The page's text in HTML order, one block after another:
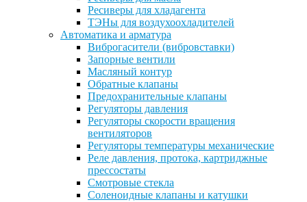
Ресиверы для хладагента
ТЭНы для воздухоохладителей
Автоматика и арматура
Виброгасители (вибровставки)
Запорные вентили
Масляный контур
Обратные клапаны
Предохранительные клапаны
Регуляторы давления
Регуляторы скорости вращения
вентиляторов
Регуляторы температуры механические
Реле давления, протока, картриджные
прессостаты
Смотровые стекла
Соленоидные клапаны и катушки